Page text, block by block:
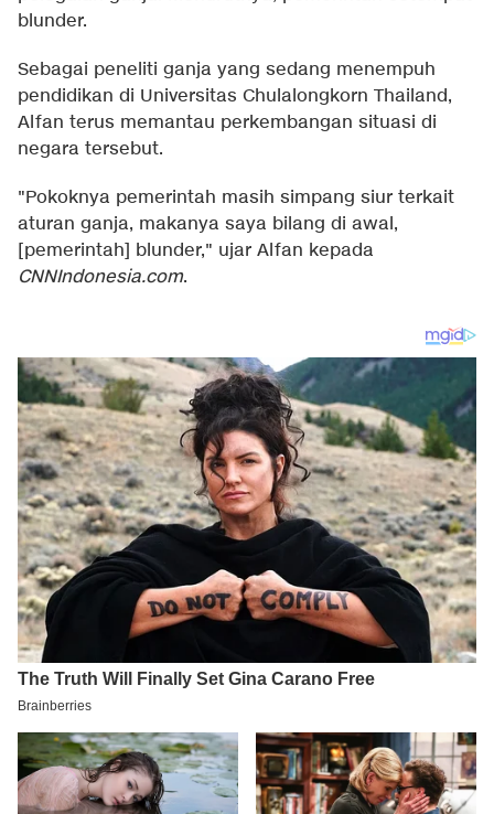
blunder.
Sebagai peneliti ganja yang sedang menempuh
pendidikan di Universitas Chulalongkorn Thailand,
Alfan terus memantau perkembangan situasi di
negara tersebut.
"Pokoknya pemerintah masih simpang siur terkait
aturan ganja, makanya saya bilang di awal,
[pemerintah] blunder," ujar Alfan kepada
CNNIndonesia.com.